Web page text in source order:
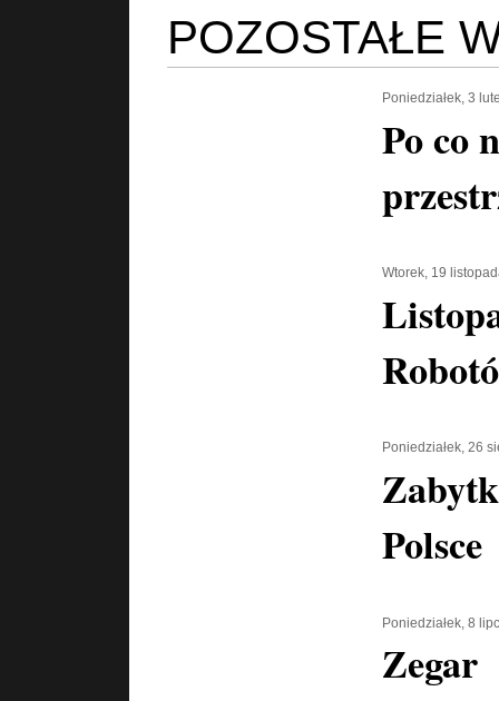
POZOSTAŁE
Poniedziałek, 3
Po co
Wtorek, 19
Poniedziałek, 26
Polsce
Poniedziałek, 8
Zegar